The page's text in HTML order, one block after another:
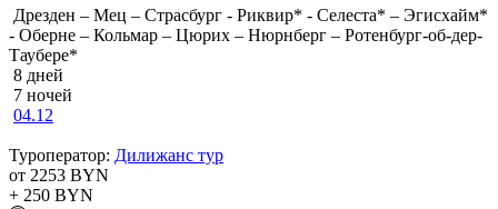
Дрезден – Мец – Страсбург - Риквир* - Селеста* – Эгисхайм*
- Оберне – Кольмар – Цюрих – Нюрнберг – Ротенбург-об-дер-
Таубере*
8 дней
7 ночей
04.12
Туроператор: Дилижанс тур
от 2253 BYN
+ 250 BYN